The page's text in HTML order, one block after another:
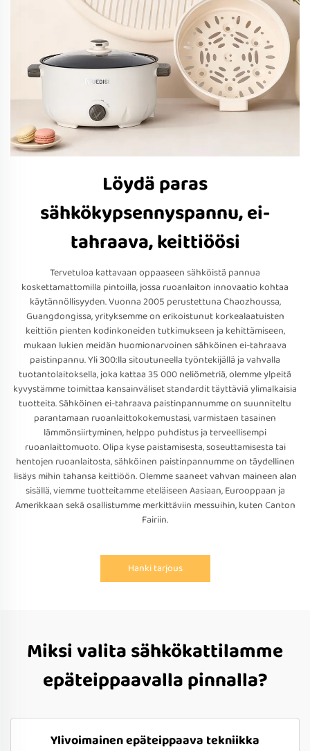
Löydä paras
sähkökypsennyspannu, ei-
tahraava, keittiöösi
Tervetuloa kattavaan oppaaseen sähköistä pannua
koskettamattomilla pintoilla, jossa ruoanlaiton innovaatio kohtaa
käytännöllisyyden. Vuonna 2005 perustettuna Chaozhoussa,
Guangdongissa, yrityksemme on erikoistunut korkealaatuisten
keittiön pienten kodinkoneiden tutkimukseen ja kehittämiseen,
mukaan lukien meidän huomionarvoinen sähköinen ei-tahraava
paistinpannu. Yli 300:lla sitoutuneella työntekijällä ja vahvalla
tuotantolaitoksella, joka kattaa 35 000 neliömetriä, olemme ylpeitä
kyvystämme toimittaa kansainväliset standardit täyttäviä ylimalkaisia
tuotteita. Sähköinen ei-tahraava paistinpannumme on suunniteltu
parantamaan ruoanlaittokokemustasi, varmistaen tasainen
lämmönsiirtyminen, helppo puhdistus ja terveellisempi
ruoanlaittomuoto. Olipa kyse paistamisesta, soseuttamisesta tai
hentojen ruoanlaitosta, sähköinen paistinpannumme on täydellinen
lisäys mihin tahansa keittiöön. Olemme saaneet vahvan maineen alan
sisällä, viemme tuotteitamme eteläiseen Aasiaan, Eurooppaan ja
Amerikkaan sekä osallistumme merkittäviin messuihin, kuten Canton
Fairiin.
Hanki tarjous
Miksi valita sähkökattilamme
epäteippaavalla pinnalla?
Ylivoimainen epäteippaava tekniikka